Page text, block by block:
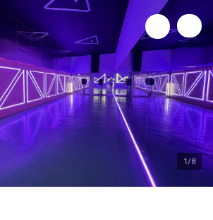
1/8
Танцевальный зал Campus "Таганка" 75м2